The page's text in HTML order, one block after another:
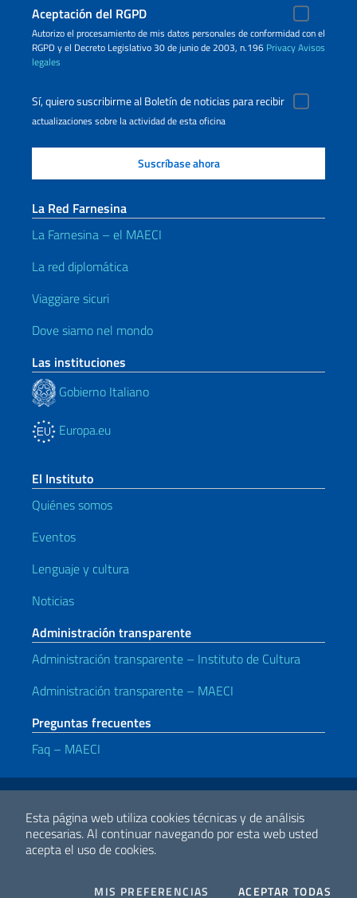
Esta página web utiliza cookies técnicas y de análisis
necesarias.Al continuar navegando por esta web usted
acepta el uso de cookies.
MIS PREFERENCIAS COOKIESACEPTAR TODAS
Aceptación del RGPD
Autorizo ​​el procesamiento de mis datos personales de conformidad con el
RGPD y el Decreto Legislativo 30 de junio de 2003, n.196 PrivacyAvisos
legales
Sí, quiero suscribirme al Boletín de noticias para recibir
actualizaciones sobre la actividad de esta oficina
La Red Farnesina
La Farnesina – el MAECI
La red diplomática
Viaggiare sicuri
Dove siamo nel mondo
Las instituciones
Gobierno Italiano
Europa.eu
El Instituto
Quiénes somos
Eventos
Lenguaje y cultura
Noticias
Administración transparente
Administración transparente – Instituto de Cultura
Administración transparente – MAECI
Preguntas frecuentes
Faq – MAECI
Enlaces útiles
Cooperación Internacional